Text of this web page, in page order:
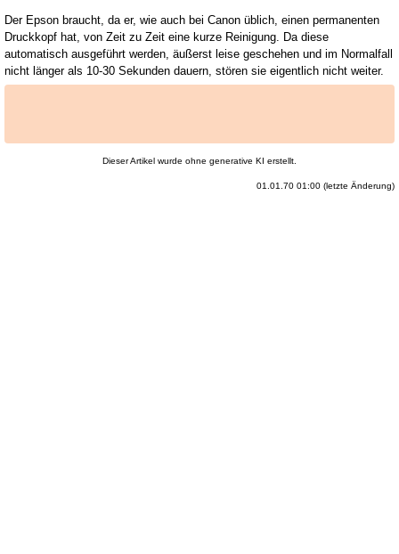
Der Epson braucht, da er, wie auch bei Canon üblich, einen permanenten
Druckkopf hat, von Zeit zu Zeit eine kurze Reinigung. Da diese
automatisch ausgeführt werden, äußerst leise geschehen und im Normalfall
nicht länger als 10-30 Sekunden dauern, stören sie eigentlich nicht weiter.
Dieser Artikel wurde ohne generative KI erstellt.
01.01.70 01:00 (letzte Änderung)